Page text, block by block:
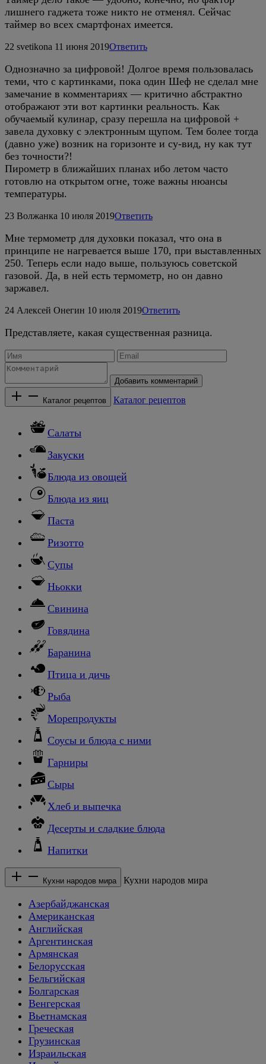
лишнего гаджета тоже никто не отменял. Сейчас
таймер во всех смартфонах имеется.
22 svetikona 11 июня 2019Ответить
Однозначно за цифровой! Долгое время пользовалась
теми, что с картинками, пока один Шеф не сделал мне
замечание в комментариях — критично абстрактно
отображают эти вот картинки реальность. Как
обучаемый кулинар, сразу перешла на цифровой +
завела духовку с электронным щупом. Тем более тогда
(давно уже) возник на горизонте и су-вид, ну как тут
без точности?!
Пирометр в ближайших планах ибо летом часто
готовлю на открытом огне, тоже важны нюансы
температуры.
23 Волжанка 10 июля 2019Ответить
Мне термометр для духовки показал, что она в
принципе не нагревается выше 170, при выставленных
250. Теперь если надо выше, пользуюсь советской
газовой. Да, в ней есть термометр, но он давно
заржавел.
24 Алексей Онегин 10 июля 2019Ответить
Представляете, какая существенная разница.
Добавить комментарий
Каталог рецептов Каталог рецептов
Салаты
Закуски
Блюда из овощей
Блюда из яиц
Паста
Ризотто
Супы
Ньокки
Свинина
Говядина
Баранина
Птица и дичь
Рыба
Морепродукты
Соусы и блюда с ними
Гарниры
Сыры
Хлеб и выпечка
Десерты и сладкие блюда
Напитки
Кухни народов мира Кухни народов мира
Азербайджанская
Американская
Английская
Аргентинская
Армянская
Белорусская
Бельгийская
Болгарская
Венгерская
Вьетнамская
Греческая
Грузинская
Израильская